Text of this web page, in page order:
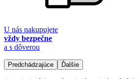
U nás nakupujete
vždy bezpečne
a s dôverou
Predchádzajúce Ďalšie